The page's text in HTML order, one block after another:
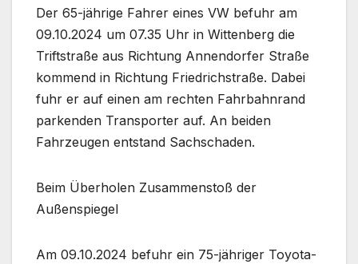
Der 65-jährige Fahrer eines VW befuhr am
09.10.2024 um 07.35 Uhr in Wittenberg die
Triftstraße aus Richtung Annendorfer Straße
kommend in Richtung Friedrichstraße. Dabei
fuhr er auf einen am rechten Fahrbahnrand
parkenden Transporter auf. An beiden
Fahrzeugen entstand Sachschaden.
Beim Überholen Zusammenstoß der
Außenspiegel
Am 09.10.2024 befuhr ein 75-jähriger Toyota-